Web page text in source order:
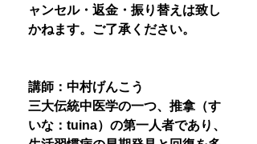
ャンセル・返金・振り替えは致し
かねます。ご了承ください。
講師：中村げんこう
三大伝統中医学の一つ、推拿（す
いな：tuina）の第一人者であり、